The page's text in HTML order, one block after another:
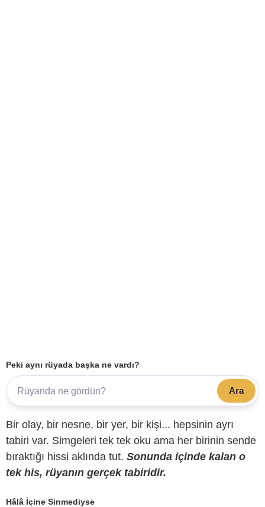
Peki aynı rüyada başka ne vardı?
Ara
Bir olay, bir nesne, bir yer, bir kişi... hepsinin ayrı
tabiri var. Simgeleri tek tek oku ama her birinin sende
bıraktığı hissi aklında tut. Sonunda içinde kalan o
tek his, rüyanın gerçek tabiridir.
Hâlâ İçine Sinmediyse